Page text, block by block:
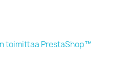
toimittaa PrestaShop™